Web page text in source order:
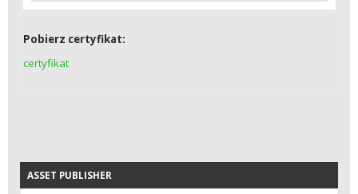
Pobierz certyfikat:
certyfikat
ASSET PUBLISHER
ASSET PUBLISHER